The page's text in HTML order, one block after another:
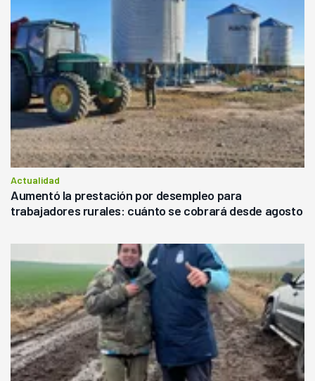
Actualidad
Aumentó la prestación por desempleo para
trabajadores rurales: cuánto se cobrará desde agosto